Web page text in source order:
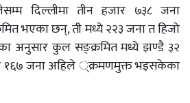
दिल्लीमा तीन हजार ७३८ जना
भएका छन्, ती मध्ये २२३ जना त हिजो
अनुसार कुल सङ्क्रमित मध्ये झण्डै ३२
१६७ जना अहिले ्क्रमणमुक्त भइसकेका